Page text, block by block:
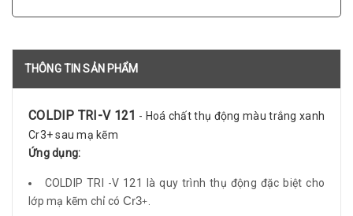
THÔNG TIN SẢN PHẨM
COLDIP TRI-V 121 - Hoá chất thụ động màu trắng xanh
Cr3+ sau mạ kẽm
Ứng dụng:
COLDIP TRI -V 121 là quy trình thụ động đặc biệt cho
lớp mạ kẽm chỉ có Cr3+.